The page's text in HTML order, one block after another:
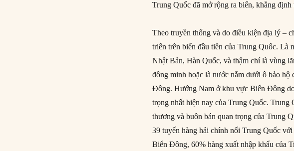
Trung Quốc đã mở rộng ra biển, khẳng
Theo truyền thống và do điều kiện địa lý –
triển trên biển đầu tiên của Trung Quốc.
Nhật Bản, Hàn Quốc, và thậm chí là vùng
đồng minh hoặc là nước nằm dưới ô bảo
Đông. Hướng Nam ở khu vực Biển Đông
trọng nhất hiện nay của Trung Quốc.
thương và buôn bán quan trọng của Trung
39 tuyến hàng hải chính nối Trung Quốc
Biển Đông, 60% hàng xuất nhập khẩu của